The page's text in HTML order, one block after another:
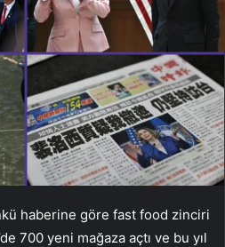
haberine göre fast food zinciri
700 yeni mağaza açtı ve bu yıl